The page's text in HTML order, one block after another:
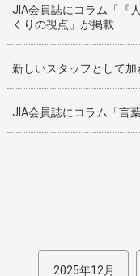
JIA会員誌にコラム「『
くりの視点」が掲載
新しいスタッフとして加
JIA会員誌にコラム「言
2025年12月